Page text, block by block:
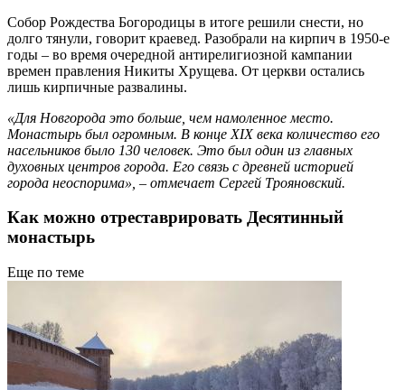
Собор Рождества Богородицы в итоге решили снести, но
долго тянули, говорит краевед. Разобрали на кирпич в 1950-е
годы – во время очередной антирелигиозной кампании
времен правления Никиты Хрущева. От церкви остались
лишь кирпичные развалины.
«Для Новгорода это больше, чем намоленное место.
Монастырь был огромным. В конце XIX века количество его
насельников было 130 человек. Это был один из главных
духовных центров города. Его связь с древней историей
города неоспорима», – отмечает Сергей Трояновский.
Как можно отреставрировать Десятинный
монастырь
Еще по теме